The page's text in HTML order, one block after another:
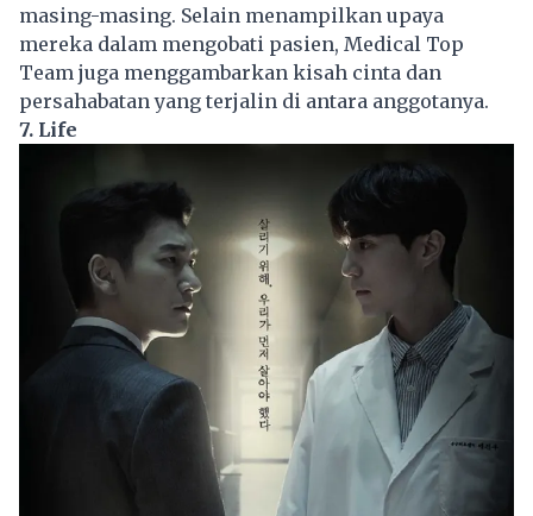
masing-masing. Selain menampilkan upaya
mereka dalam mengobati pasien, Medical Top
Team juga menggambarkan kisah cinta dan
persahabatan yang terjalin di antara anggotanya.
7. Life